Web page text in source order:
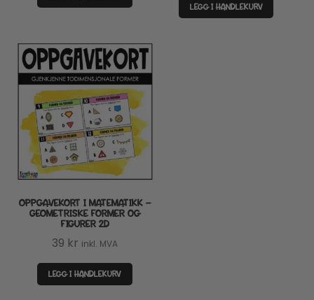
LEGG I HANDLEKURV
OPPGAVEKORT I MATEMATIKK –
GEOMETRISKE FORMER OG
FIGURER 2D
39 kr inkl. MVA
LEGG I HANDLEKURV